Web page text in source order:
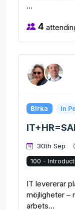
...
4
Birka In
30th Sep
100 -
IT levererar
möjligheter –
arbets...